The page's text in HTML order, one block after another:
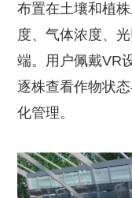
布置在土壤和植
度、气体浓度、
端。用户佩戴VR
逐株查看作物状
化管理。